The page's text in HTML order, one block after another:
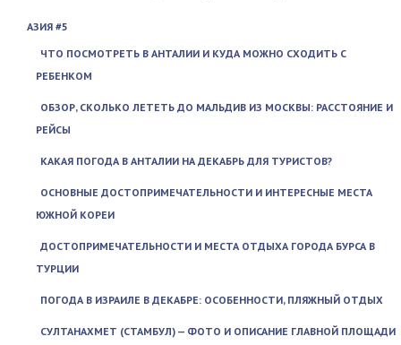
АЗИЯ #5
ЧТО ПОСМОТРЕТЬ В АНТАЛИИ И КУДА МОЖНО СХОДИТЬ С
РЕБЕНКОМ
ОБЗОР, СКОЛЬКО ЛЕТЕТЬ ДО МАЛЬДИВ ИЗ МОСКВЫ: РАССТОЯНИЕ И
РЕЙСЫ
КАКАЯ ПОГОДА В АНТАЛИИ НА ДЕКАБРЬ ДЛЯ ТУРИСТОВ?
ОСНОВНЫЕ ДОСТОПРИМЕЧАТЕЛЬНОСТИ И ИНТЕРЕСНЫЕ МЕСТА
ЮЖНОЙ КОРЕИ
ДОСТОПРИМЕЧАТЕЛЬНОСТИ И МЕСТА ОТДЫХА ГОРОДА БУРСА В
ТУРЦИИ
ПОГОДА В ИЗРАИЛЕ В ДЕКАБРЕ: ОСОБЕННОСТИ, ПЛЯЖНЫЙ ОТДЫХ
СУЛТАНАХМЕТ (СТАМБУЛ) — ФОТО И ОПИСАНИЕ ГЛАВНОЙ ПЛОЩАДИ